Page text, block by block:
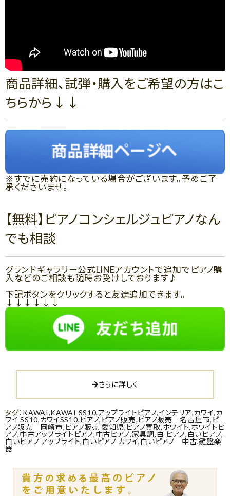
商品詳細、試弾・購入をご希望の方はこ
ちらから↓↓
※すでに売約になっている場合がございます。予めご了
承くださいませ。
【無料】ピアノコンシェルジュピアノなん
でも相談
グランドギャラリー公式LINEアカウントで追加でピアノ購
入などのご相談も随時お受けしております♪
下記ボタンをクリックすると友達追加できます。
↓↓↓↓↓↓
さらに詳しく
タグ： KAWAI,KAWAI SS10,アップライトピアノ,インテリア,カワイ,カ
ワイ SS10,カワイSS10,ピアノ, ピアノ販売,ピアノ販売 名古屋市, ピ
アノ販売 岡崎市,ピアノ販売 愛知県,ピアノ買取,ホワイト,ホワイトピ
アノ,中古アップライトピアノ,中古ピアノ,家具調,白 ピアノ,白いピアノ,
白いピアノ アップライト,白いピアノ カワイ,白いピアノ 中古,鍵盤楽
器